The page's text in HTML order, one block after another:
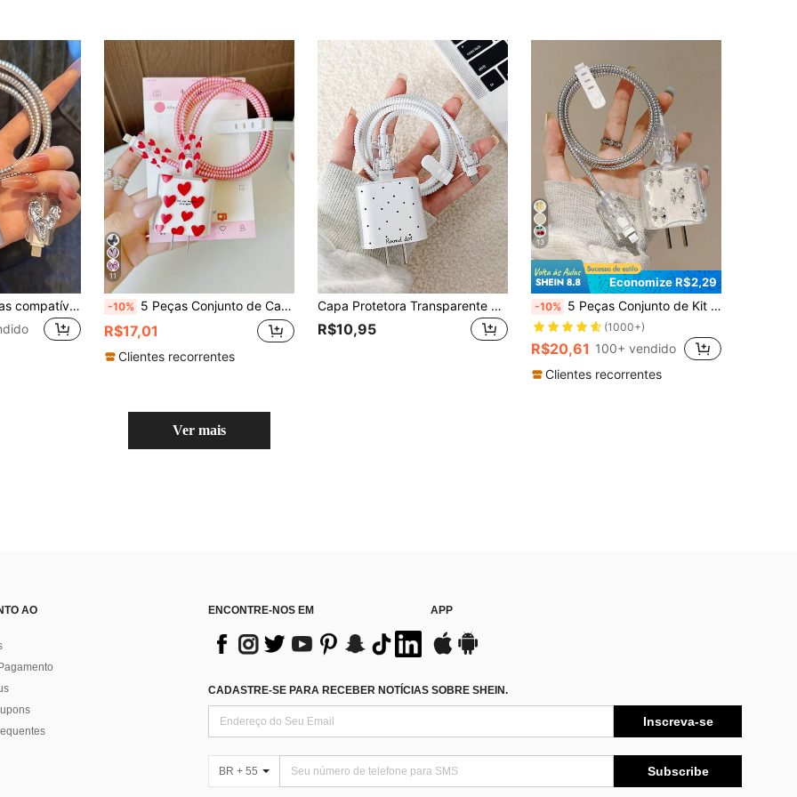
Conjunto de 4 peças compatível com protetor de cabo , protetor de carregador: Carretel de cabo com formato de coração brilhante de 1,5m + Dispositivo de linha fixa + Conector de carregamento à prova de quebra + Cabo de dados de carregamento rápido de 20W
11
-10% 5 Peças Conjunto de Carregador de Telefone com Design de Estampa de Coração Vermelho 20W/18W, Protetor de Cabo de Carregamento, Capa Protetora de Cabeça de Carregador, Compatível com Carregador 11 12 13 14 15 16 17
R$17,01
Clientes recorrentes
Capa Protetora Transparente com Bolinhas Pretas de 5 Peças para Carregador, Compatível com Carregadores Apple de 20W, Inclui Cobertura Completa de Plugue e Mangas para Cabos. Escolha Ideal de Presente, Estilosa, Prática, Resistente a Manchas e Anti-Quebra, Protetor de Cabo de Carregamento e Organizador de Cabos
R$10,95
13
Economize R$2,29
-10% 5 Peças Conjunto de Kit de Carregador de Telefone com Design de Quadro de Onda de Laço de Metal Prateado (20W/18W), Inclui Protetor de Cabo de Carregamento, Tampa do Carregador, Protetor de Cabo de Carregamento Compatível, Acessórios de Carregador, Acessórios de Telefone
(1000+)
R$20,61 100+ vendido
Clientes recorrentes
Ver mais
AO
ENCONTRE-NOS EM APP
CADASTRE-SE PARA RECEBER NOTÍCIAS SOBRE SHEIN.
Inscreva-se
BR + 55 Subscribe